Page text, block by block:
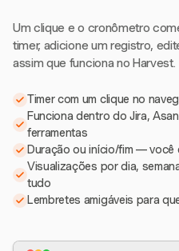
Um clique e o cronômetro
timer, adicione um registro,
assim que funciona no Harvest.
Timer com um clique no
Funciona dentro do Jira,
ferramentas
Duração ou início/fim — você
Visualizações por dia,
tudo
Lembretes amigáveis para